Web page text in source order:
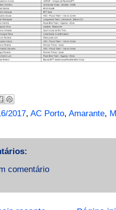
2017, AC Porto, Amarante,
comentário